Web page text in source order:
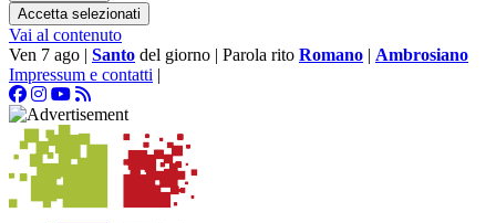
Accetta selezionati
Vai al contenuto
Ven 7 ago | Santo del giorno | Parola rito Romano | Ambrosiano
Impressum e contatti |